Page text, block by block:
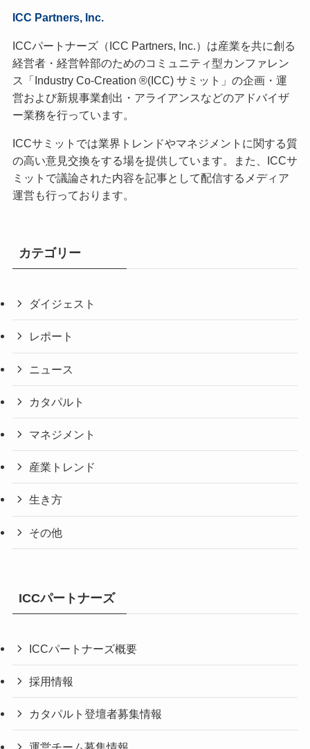
ICC Partners, Inc.
ICCパートナーズ（ICC Partners, Inc.）は産業を共に創る
経営者・経営幹部のためのコミュニティ型カンファレン
ス「Industry Co-Creation ®(ICC) サミット」の企画・運
営および新規事業創出・アライアンスなどのアドバイザ
ー業務を行っています。
ICCサミットでは業界トレンドやマネジメントに関する質
の高い意見交換をする場を提供しています。また、ICCサ
ミットで議論された内容を記事として配信するメディア
運営も行っております。
カテゴリー
ダイジェスト
レポート
ニュース
カタパルト
マネジメント
産業トレンド
生き方
その他
ICCパートナーズ
ICCパートナーズ概要
採用情報
カタパルト登壇者募集情報